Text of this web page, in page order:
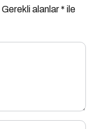
Gerekli alanlar* ile